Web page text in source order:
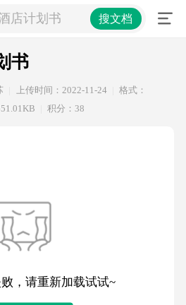
店计划书 搜文档
书
上传时间：2022-11-24
格式：
积分：38
，请重新加载试试~